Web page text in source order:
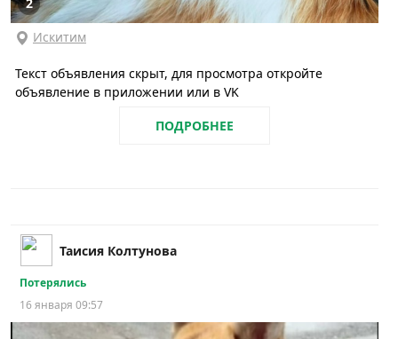
Искитим
Текст объявления скрыт, для просмотра откройте
объявление в приложении или в VK
ПОДРОБНЕЕ
Таисия Колтунова
Потерялись
16 января 09:57